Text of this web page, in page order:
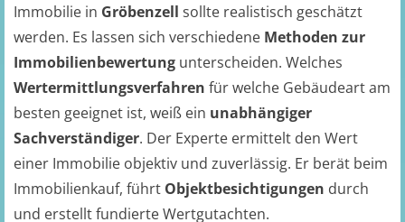
Immobilie in Gröbenzell sollte realistisch geschätzt
werden. Es lassen sich verschiedene Methoden zur
Immobilienbewertung unterscheiden. Welches
Wertermittlungsverfahren für welche Gebäudeart am
besten geeignet ist, weiß ein unabhängiger
Sachverständiger. Der Experte ermittelt den Wert
einer Immobilie objektiv und zuverlässig. Er berät beim
Immobilienkauf, führt Objektbesichtigungen durch
und erstellt fundierte Wertgutachten.